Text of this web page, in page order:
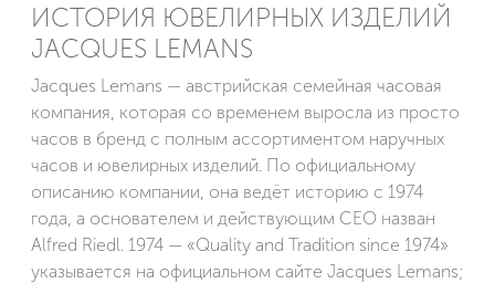
ИСТОРИЯ ЮВЕЛИРНЫХ ИЗДЕЛИЙ
JACQUES LEMANS
Jacques Lemans — австрийская семейная часовая
компания, которая со временем выросла из просто
часов в бренд с полным ассортиментом наручных
часов и ювелирных изделий. По официальному
описанию компании, она ведёт историю с 1974
года, а основателем и действующим CEO назван
Alfred Riedl. 1974 — «Quality and Tradition since 1974»
указывается на официальном сайте Jacques Lemans;